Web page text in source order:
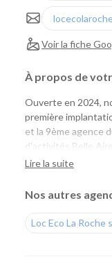
Voir la fiche
À propos de
Ouverte en 2024,
première
et la 9ème agence
d'activités Belle
comme aux
de tarifs compétitifs
Une agence pour
Lire la suite
Nos autres
Loc Eco La Roche